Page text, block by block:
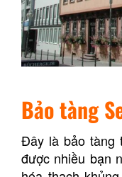
Bảo tàng
Đây là bảo tàng
được nhiều bạn